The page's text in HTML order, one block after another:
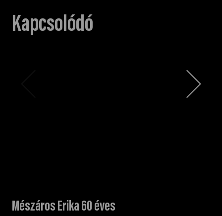
Kapcsolódó
Mészáros Erika 60 éves